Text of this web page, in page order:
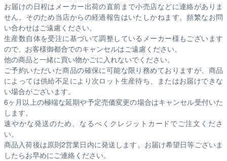
お届けの日程はメーカー出荷の直前まで小売店などに連絡がありま
せん。そのため当店からの経過報告はいたしかねます。頻繁なお問
い合わせはご遠慮ください。
生産数自体を受注に基づいて調整しているメーカー様もございます
ので、お客様御都合でのキャンセルはご遠慮ください。
他の商品と一緒に買い物かごに入れないでください。
ご予約いただいた商品の確保に可能な限り務めておりますが、商品
によっては供給不足により次ロット生産待ち、またはお届けできな
い場合がございます。
6ヶ月以上の極端な延期や予定売価変更の場合はキャンセル受付いた
します。
速やかな発送のため、なるべくクレジットカードでご注文くださ
い。
商品入荷後は原則2営業日内に発送します。お届け希望日等ございま
したらお早めにご連絡ください。